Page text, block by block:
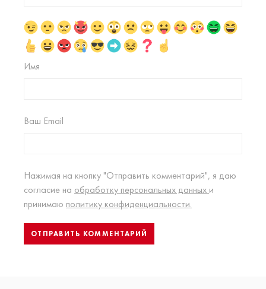
Имя
Ваш Email
Нажимая на кнопку "Отправить комментарий", я даю
согласие на обработку персональных данных и
принимаю политику конфиденциальности.